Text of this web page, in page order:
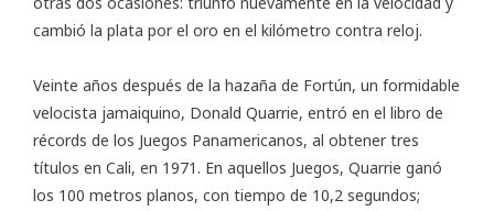
cambió la plata por el oro en el kilómetro contra reloj.
Veinte años después de la hazaña de Fortún, un formidable
velocista jamaiquino, Donald Quarrie, entró en el libro de
récords de los Juegos Panamericanos, al obtener tres
títulos en Cali, en 1971. En aquellos Juegos, Quarrie ganó
los 100 metros planos, con tiempo de 10,2 segundos;